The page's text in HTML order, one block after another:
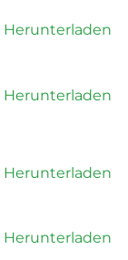
Herunterladen
Herunterladen
Herunterladen
Herunterladen